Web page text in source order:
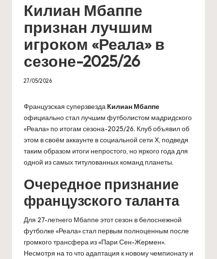
Килиан Мбаппе
признан лучшим
игроком «Реала» в
сезоне-2025/26
27/05/2026
Французская суперзвезда Килиан Мбаппе
официально стал лучшим футболистом мадридского
«Реала» по итогам сезона-2025/26. Клуб объявил об
этом в своём аккаунте в социальной сети X, подведя
таким образом итоги непростого, но яркого года для
одной из самых титулованных команд планеты.
Очередное признание
французского таланта
Для 27-летнего Мбаппе этот сезон в белоснежной
футболке «Реала» стал первым полноценным после
громкого трансфера из «Пари Сен-Жермен».
Несмотря на то что адаптация к новому чемпионату и